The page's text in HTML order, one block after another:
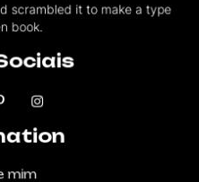
scrambled it to make a type
book.
mim